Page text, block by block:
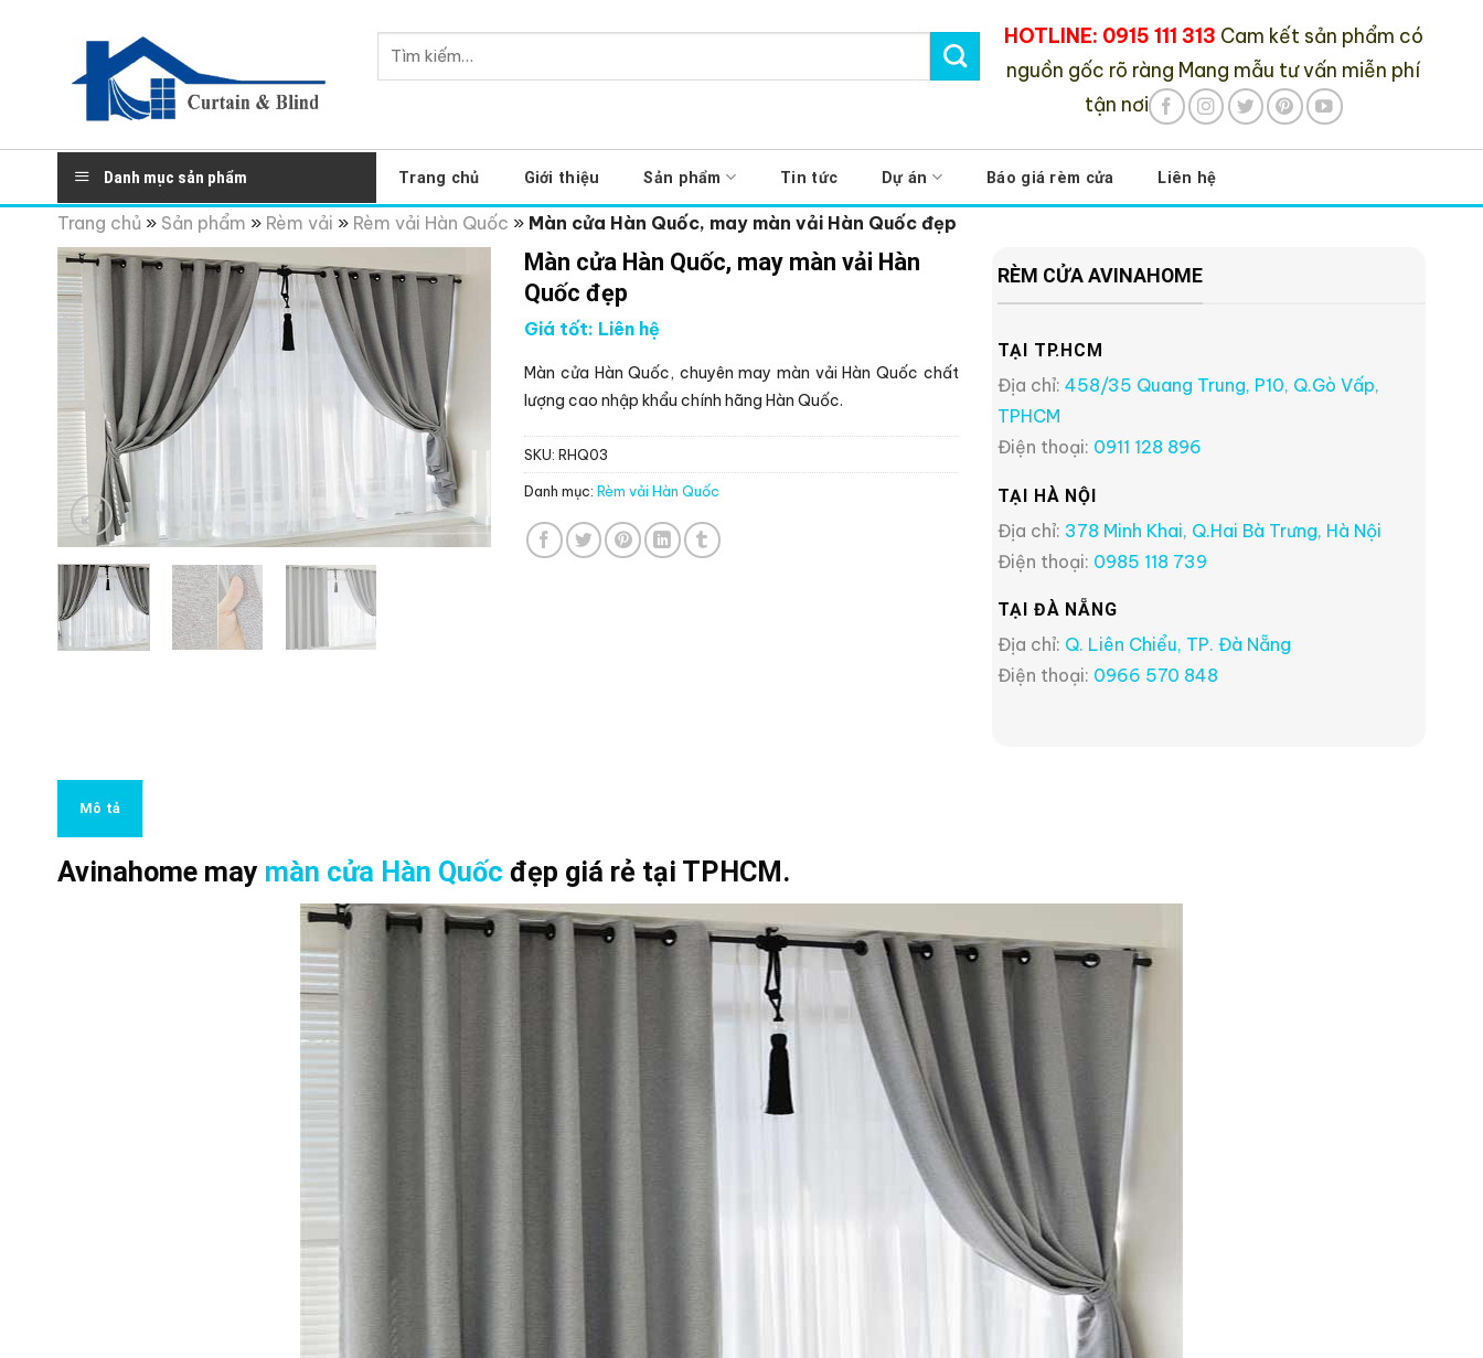
Tìm
kiếm:
HOTLINE: 0915 111 313 Cam kết sản phẩm có
nguồn gốc rõ ràng Mang mẫu tư vấn miễn phí
tận nơi
Danh mục sản phẩm Trang chủ Giới thiệu Sản phẩm Tin tức Dự án Báo giá rèm cửa Liên hệ
Trang chủ » Sản phẩm » Rèm vải » Rèm vải Hàn Quốc » Màn cửa Hàn Quốc, may màn vải Hàn Quốc đẹp
Màn cửa Hàn Quốc, may màn vải Hàn
Quốc đẹp
Giá tốt: Liên hệ
Màn cửa Hàn Quốc, chuyên may màn vải Hàn Quốc chất
lượng cao nhập khẩu chính hãng Hàn Quốc.
SKU:RHQ03
Danh mục:Rèm vải Hàn Quốc
RÈM CỬA AVINAHOME
TẠI TP.HCM
Địa chỉ: 458/35 Quang Trung, P10, Q.Gò Vấp,
TPHCM
Điện thoại: 0911 128 896
TẠI HÀ NỘI
Địa chỉ: 378 Minh Khai, Q.Hai Bà Trưng, Hà Nội
Điện thoại: 0985 118 739
TẠI ĐÀ NẴNG
Địa chỉ: Q. Liên Chiểu, TP. Đà Nẵng
Điện thoại: 0966 570 848
Mô tả
Avinahome may màn cửa Hàn Quốc đẹp giá rẻ tại TPHCM.